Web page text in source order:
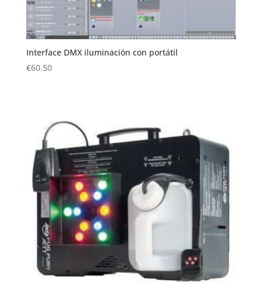
Interface DMX iluminación con portátil
€60.50